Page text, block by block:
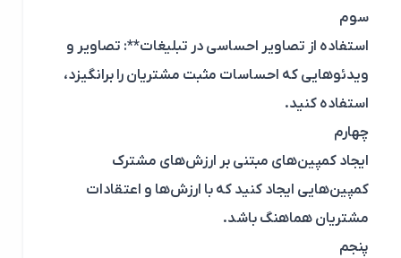
سوم
استفاده از تصاویر احساسی در تبلیغات**: تصاویر و
ویدئوهایی که احساسات مثبت مشتریان را برانگیزد،
استفاده کنید.
چهارم
ایجاد کمپین‌های مبتنی بر ارزش‌های مشترک
کمپین‌هایی ایجاد کنید که با ارزش‌ها و اعتقادات
مشتریان هماهنگ باشد.
پنجم